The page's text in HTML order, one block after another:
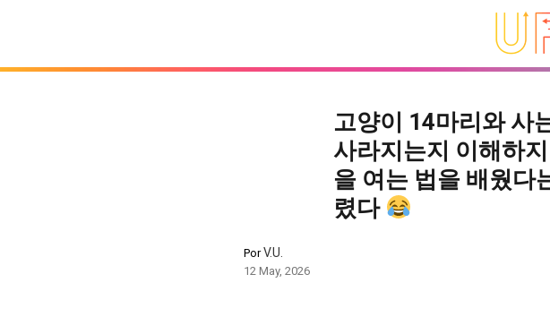
고양이 14마리와 사
사라지는지 이해하
을 여는 법을 배웠다
렸다
PorV.U.
12 May, 2026